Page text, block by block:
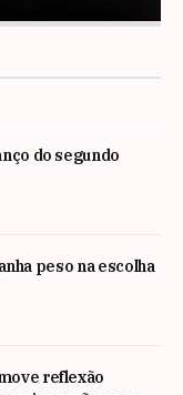
do segundo
peso na escolha
reflexão